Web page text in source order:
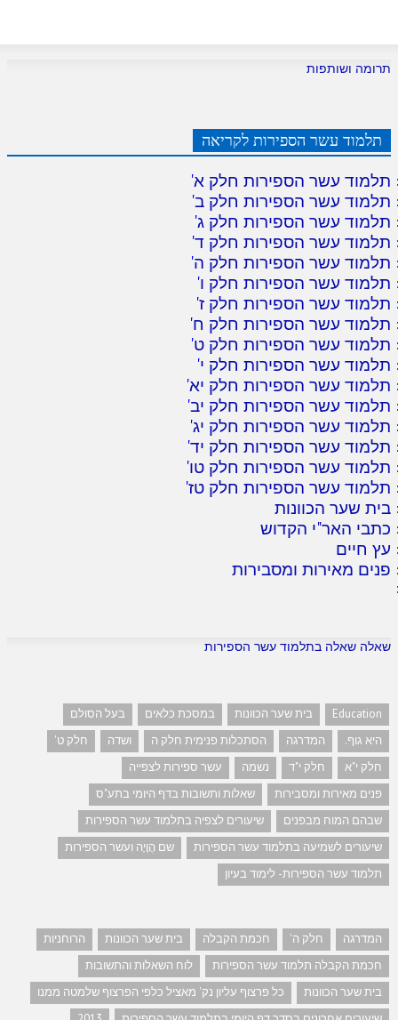
תרומה ושותפות
תלמוד עשר הספירות לקריאה
תלמוד עשר הספירות חלק א'
תלמוד עשר הספירות חלק ב'
תלמוד עשר הספירות חלק ג'
תלמוד עשר הספירות חלק ד'
תלמוד עשר הספירות חלק ה'
תלמוד עשר הספירות חלק ו'
תלמוד עשר הספירות חלק ז'
תלמוד עשר הספירות חלק ח'
תלמוד עשר הספירות חלק ט'
תלמוד עשר הספירות חלק י'
תלמוד עשר הספירות חלק יא'
תלמוד עשר הספירות חלק יב'
תלמוד עשר הספירות חלק יג'
תלמוד עשר הספירות חלק יד'
תלמוד עשר הספירות חלק טו'
תלמוד עשר הספירות חלק טז'
בית שער הכוונות
כתבי האר"י הקדוש
עץ חיים
פנים מאירות ומסבירות
שאלה שאלה בתלמוד עשר הספירות
Education בית שער הכוונות במסכת כלאים
בעל הסולם
היא גוף.
המדרגה הסתכלות פנימית חלק ה ושדה
חלק ט'
חלק י"א
חלק י"ד נשמה
עשר ספירות לצפייה
פנים מאירות ומסבירות
שאלות ותשובות בדף היומי בתע"ס
שבהם המוח מבפנים
שיעורים לצפיה בתלמוד עשר הספירות
שיעורים לשמיעה בתלמוד עשר הספירות
שם הֲוָיָה ועשר הספירות
תלמוד עשר הספירות- לימוד בעיון
המדרגה חלק ה' חכמת הקבלה בית שער הכוונות
הרוחניות
חכמת הקבלה תלמוד עשר הספירות
לוח השאלות והתשובות
בית שער הכוונות
כל פרצוף עליון נק' מאציל כלפי הפרצוף שלמטה ממנו